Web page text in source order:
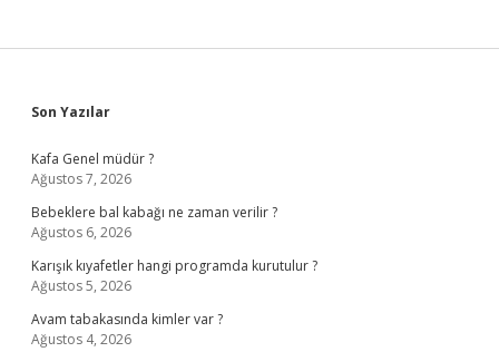
Sidebar
Son Yazılar
Kafa Genel müdür ?
Ağustos 7, 2026
Bebeklere bal kabağı ne zaman verilir ?
Ağustos 6, 2026
Karışık kıyafetler hangi programda kurutulur ?
Ağustos 5, 2026
Avam tabakasında kimler var ?
Ağustos 4, 2026